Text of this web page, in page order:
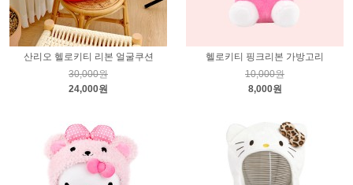
산리오 헬로키티 리본 얼굴쿠션
30,000원
24,000원
헬로키티 핑크리본 가방고리
10,000원
8,000원